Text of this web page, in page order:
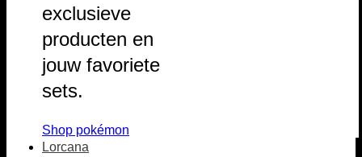
exclusieve
producten en
jouw favoriete
sets.
Shop pokémon
Lorcana